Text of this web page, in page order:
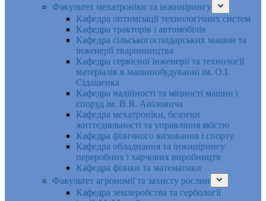
Факультет мехатроніки та інжинірингу
Кафедра оптимізації технологічних систем
Кафедра тракторів і автомобілів
Кафедра сільськогосподарських машин та
інженерії тваринництва
Кафедра cервісної інженерії та технології
матеріалів в машинобудуванні ім. О.І.
Сідашенка
Кафедра надійності та міцності машин і
споруд ім. В.Я. Аніловича
Кафедра мехатроніки, безпеки
життєдіяльності та управління якістю
Кафедра фізичного виховання і спорту
Кафедра обладнання та інжинірингу
переробних і харчових виробництв
Кафедра фізики та математики
Факультет агрономії та захисту рослин
Кафедра землеробства та гербології